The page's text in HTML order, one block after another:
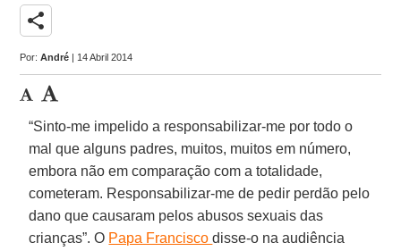
share
Por:André | 14 Abril 2014
“Sinto-me impelido a responsabilizar-me por todo o
mal que alguns padres, muitos, muitos em número,
embora não em comparação com a totalidade,
cometeram. Responsabilizar-me de pedir perdão pelo
dano que causaram pelos abusos sexuais das
crianças”. O Papa Franciscodisse-o na audiência